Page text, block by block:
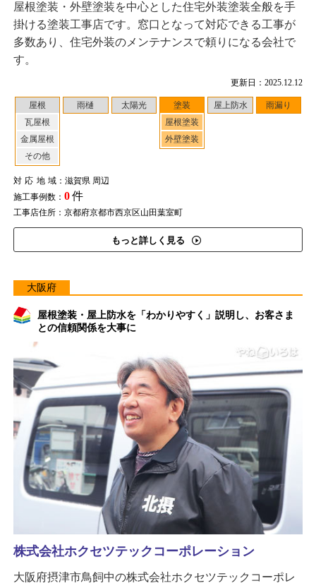
更新日：2025.12.12
屋根
瓦屋根
金属屋根
その他
雨樋 太陽光
塗装
屋根塗装
外壁塗装
屋上防水 雨漏り
対応地域：滋賀県 周辺
施工事例数： 0件
工事店住所：京都府京都市西京区山田葉室町
もっと詳しく見る
屋根塗装・外壁塗装を中心とした住宅外装塗装全般を手
掛ける塗装工事店です。窓口となって対応できる工事が
多数あり、住宅外装のメンテナンスで頼りになる会社で
す。
大阪府
屋根塗装・屋上防水を「わかりやすく」説明し、お客さま
との信頼関係を大事に
株式会社ホクセツテックコーポレーション
大阪府摂津市鳥飼中の株式会社ホクセツテックコーポレ